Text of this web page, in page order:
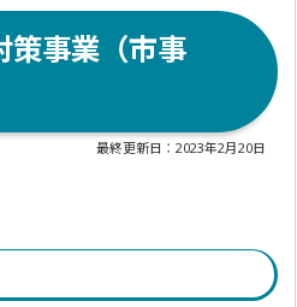
策事業（市事
最終更新日：2023年2月20日